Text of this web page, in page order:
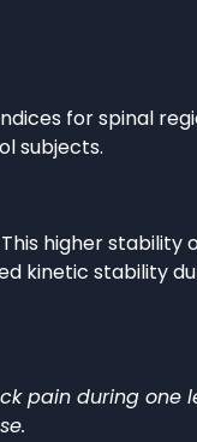
for spinal
subjects.
higher stability
kinetic stability
pain during one